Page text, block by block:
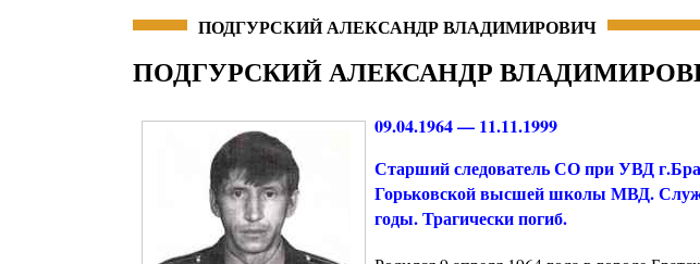
ПОДГУРСКИЙ АЛЕКСАНДР ВЛАДИМИРОВИЧ
ПОДГУРСКИЙ АЛЕКСАНДР
09.04.1964 — 11.11.1999
Старший следователь СО при УВД
Горьковской высшей школы МВД.
годы. Трагически погиб.